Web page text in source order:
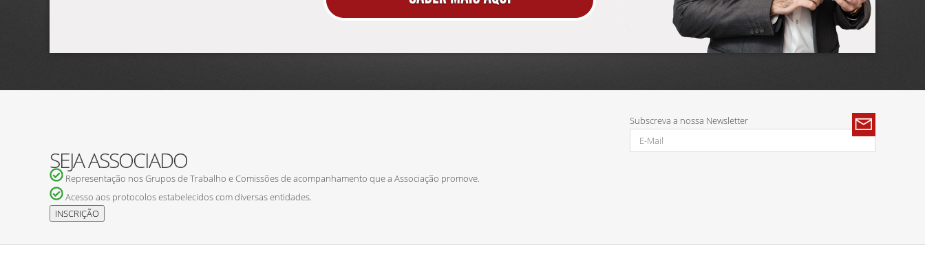
Parcerias:
Subscreva a nossa Newsletter
SEJA ASSOCIADO
Representação nos Grupos de Trabalho e Comissões de acompanhamento que a Associação promove.
Acesso aos protocolos estabelecidos com diversas entidades.